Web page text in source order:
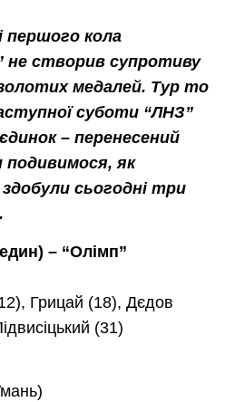
першого кола
не створив супротиву
медалей. Тур то
суботи “ЛНЗ”
– перенесений
подивимося, як
здобули сьогодні три
– “Олімп”
Грицай (18), Дєдов
(31)